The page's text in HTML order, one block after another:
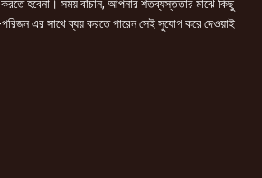
হবেনা। সময় বাঁচান, আপনার শতব্যস্ততার মাঝে কিছু
এর সাথে ব্যয় করতে পারেন সেই সুযোগ করে দেওয়াই